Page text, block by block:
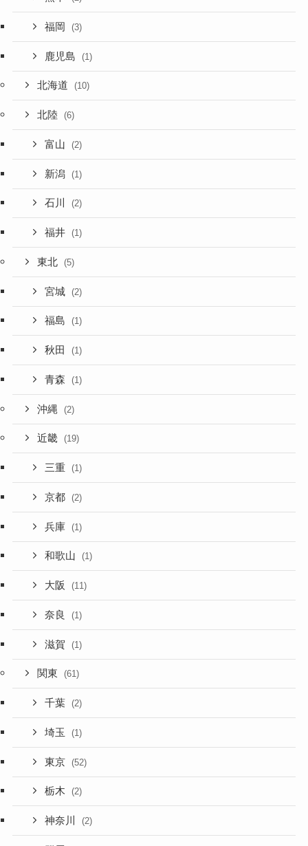
福岡 (3)
鹿児島 (1)
北海道 (10)
北陸 (6)
富山 (2)
新潟 (1)
石川 (2)
福井 (1)
東北 (5)
宮城 (2)
福島 (1)
秋田 (1)
青森 (1)
沖縄 (2)
近畿 (19)
三重 (1)
京都 (2)
兵庫 (1)
和歌山 (1)
大阪 (11)
奈良 (1)
滋賀 (1)
関東 (61)
千葉 (2)
埼玉 (1)
東京 (52)
栃木 (2)
神奈川 (2)